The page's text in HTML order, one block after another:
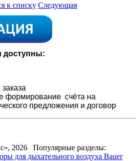
к списку Следующая
доступны:
формирование счёта на
предложения и договор
2026 Популярные разделы:
для дыхательного воздуха Bauer